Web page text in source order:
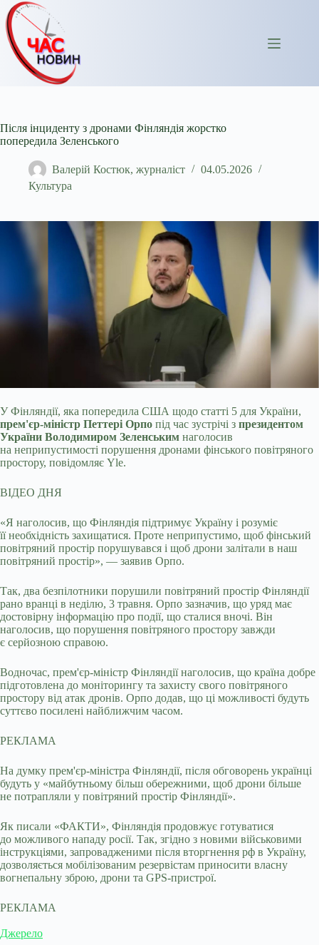
Перейти
до
вмісту
Після інциденту з дронами Фінляндія жорстко
попередила Зеленського
Валерій Костюк, журналіст
04.05.2026
Культура
У Фінляндії, яка попередила США щодо статті 5 для України,
прем'єр-міністр Петтері Орпо під час зустрічі з президентом
України Володимиром Зеленським наголосив
на неприпустимості порушення дронами фінського повітряного
простору, повідомляє Yle.
ВІДЕО ДНЯ
«Я наголосив, що Фінляндія підтримує Україну і розуміє
її необхідність захищатися. Проте неприпустимо, щоб фінський
повітряний простір порушувався і щоб дрони залітали в наш
повітряний простір», — заявив Орпо.
Так, два безпілотники порушили повітряний простір Фінляндії
рано вранці в неділю, 3 травня. Орпо зазначив, що уряд має
достовірну інформацію про події, що сталися вночі. Він
наголосив, що порушення повітряного простору завжди
є серйозною справою.
Водночас, прем'єр-міністр Фінляндії наголосив, що країна добре
підготовлена до моніторингу та захисту свого повітряного
простору від атак дронів. Орпо додав, що ці можливості будуть
суттєво посилені найближчим часом.
РЕКЛАМА
На думку прем'єр-міністра Фінляндії, після обговорень українці
будуть у «майбутньому більш обережними, щоб дрони більше
не потрапляли у повітряний простір Фінляндії».
Як писали «ФАКТИ», Фінляндія продовжує готуватися
до можливого нападу росії. Так, згідно з новими військовими
інструкціями, запровадженими після вторгнення рф в Україну,
дозволяється мобілізованим резервістам приносити власну
вогнепальну зброю, дрони та GPS-пристрої.
РЕКЛАМА
Джерело